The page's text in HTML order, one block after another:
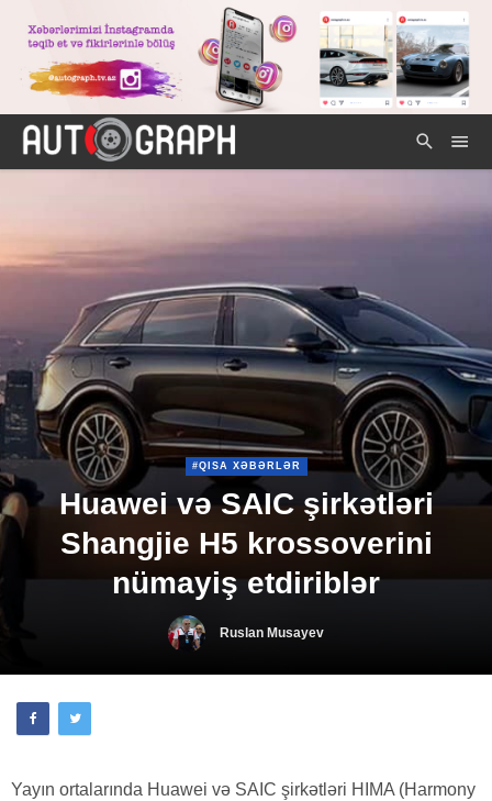
#QISA XƏBƏRLƏR
Huawei və SAIC şirkətləri
Shangjie H5 krossoverini
nümayiş etdiriblər
Ruslan Musayev
Yayın ortalarında Huawei və SAIC şirkətləri HIMA (Harmony